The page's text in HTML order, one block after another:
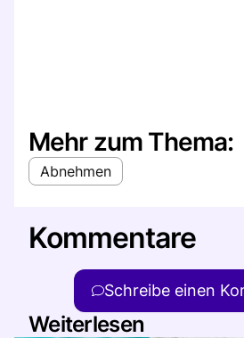
Mehr zum Thema:
Abnehmen
Kommentare
Schreibe einen
Weiterlesen